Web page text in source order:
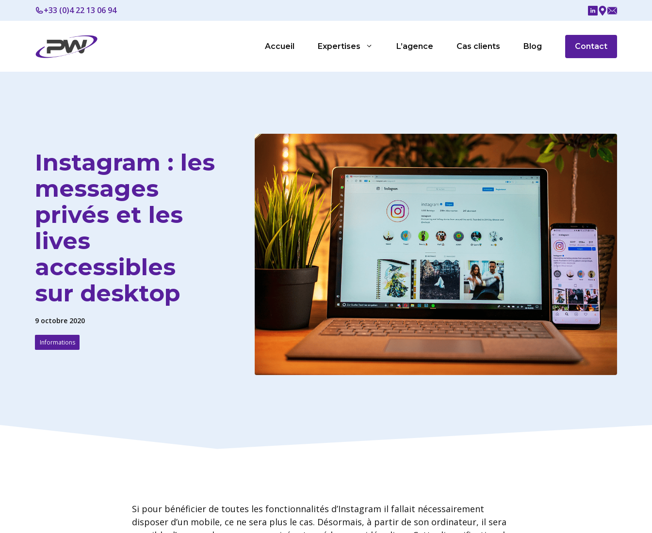
au
+33 (0)4 22 13 06 94
Accueil Expertises L’agence Cas clients Blog Contact
Instagram : les
messages
privés et les
lives
accessibles
sur desktop
9 octobre 2020
Informations
Si pour bénéficier de toutes les fonctionnalités d’Instagram il fallait nécessairement
disposer d’un mobile, ce ne sera plus le cas. Désormais, à partir de son ordinateur, il sera